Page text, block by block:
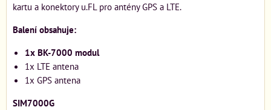
kartu a konektory u.FL pro antény GPS a LTE.
Balení obsahuje:
1x BK-7000 modul
1x LTE antena
1x GPS antena
SIM7000G